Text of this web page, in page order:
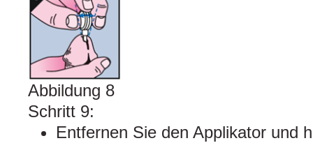
Abbildung 8
Schritt 9:
Entfernen Sie den Applikator und